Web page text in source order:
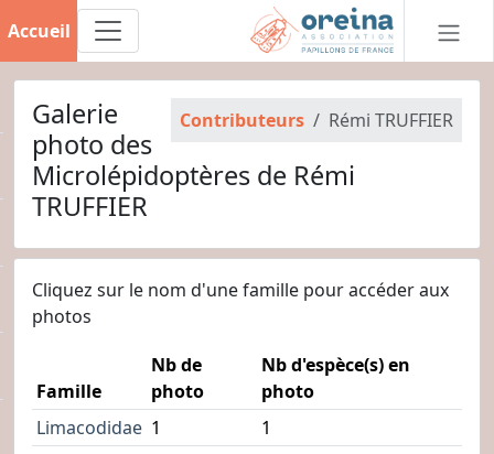
Accueil
Contributeurs Rémi TRUFFIER
Galerie
photo des
Microlépidoptères de Rémi
TRUFFIER
Cliquez sur le nom d'une famille pour accéder aux
photos
Famille
Nb de
photo
Nb d'espèce(s) en
photo
Limacodidae 1 1